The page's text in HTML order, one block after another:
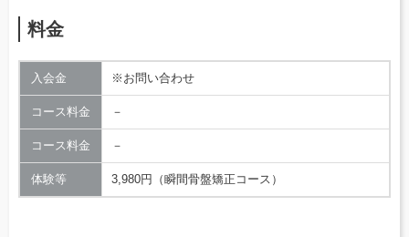
料金
入会金 ※お問い合わせ
コース料金 －
コース料金 －
体験等 3,980円（瞬間骨盤矯正コース）